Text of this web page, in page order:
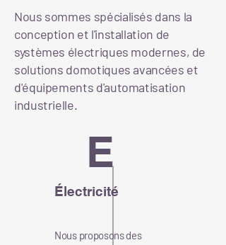
Nous sommes spécialisés dans la
conception et l'installation de
systèmes électriques modernes, de
solutions domotiques avancées et
d'équipements d'automatisation
industrielle.
E
Électricité
Nous proposons des